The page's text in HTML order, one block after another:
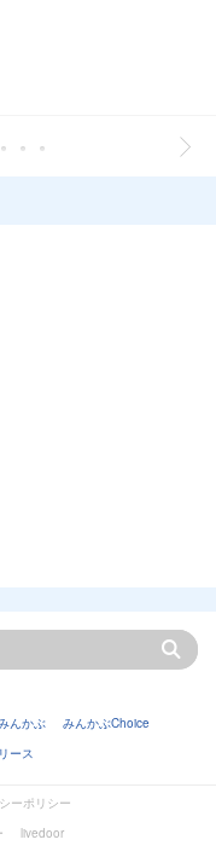
んかぶ
みんかぶChoice
ース
ーポリシー
livedoor